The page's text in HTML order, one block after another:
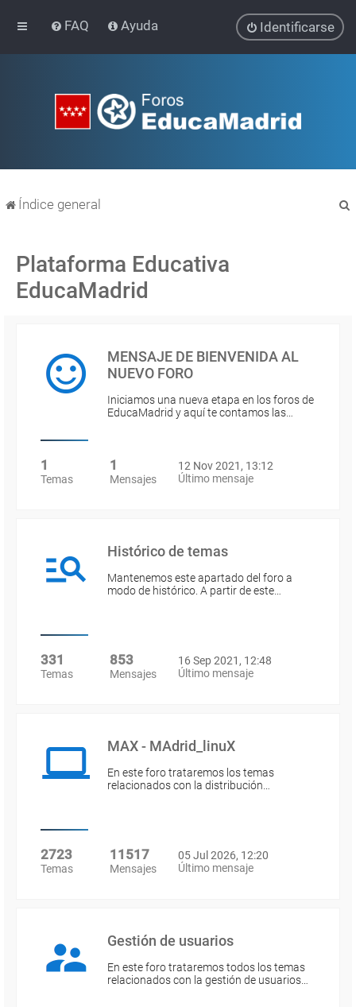
FAQ Ayuda Identificarse
Índice general
Plataforma Educativa
EducaMadrid
MENSAJE DE BIENVENIDA AL
NUEVO FORO
Iniciamos una nueva etapa en los foros de
EducaMadrid y aquí te contamos las…
1
Temas
1
Mensajes
12 Nov 2021, 13:12
Último mensaje
Histórico de temas
Mantenemos este apartado del foro a
modo de histórico. A partir de este…
331
Temas
853
Mensajes
16 Sep 2021, 12:48
Último mensaje
MAX - MAdrid_linuX
En este foro trataremos los temas
relacionados con la distribución…
2723
Temas
11517
Mensajes
05 Jul 2026, 12:20
Último mensaje
Gestión de usuarios
En este foro trataremos todos los temas
relacionados con la gestión de usuarios…